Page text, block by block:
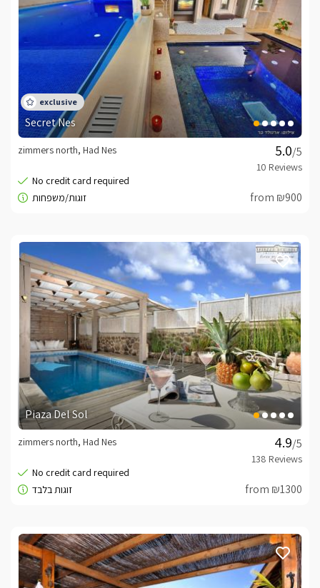
בתיאום מול המארחים.
Secret Nes
/5
zimmers north, Had Nes
from ₪900
Piaza Del Sol
/5
zimmers north, Had Nes
from ₪1300